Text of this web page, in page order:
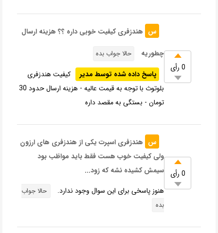
0 رأی
س هندزفری کیفیت خوبی داره ؟؟ هزینه ارسال
چطوریه حالا جواب بده
پاسخ داده شده توسط مدیر
کیفیت هندزفری
بلوتوث با توجه به قیمت عالیه - هزینه ارسال حدود 30
تومان - بستگی به مقصد داره
0 رأی
س هندزفری اسپرت یکی از هندزفری های ارزون
ولی کیفیت خوب هست فقط باید مواظب بود
سیمش کشیده نشه که زود...
هنوز پاسخی برای این سوال وجود ندارد.
حالا جواب
بده